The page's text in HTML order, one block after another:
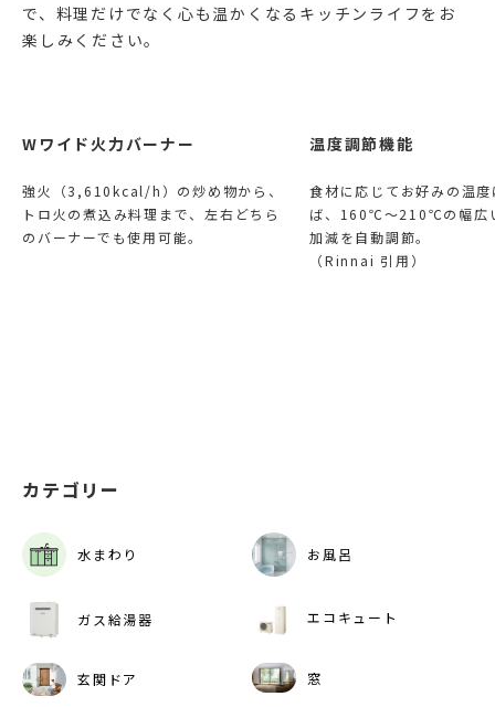
で、料理だけでなく心も温かくなるキッチンライフをお
楽しみください。
Wワイド火力バーナー
強火（3,610kcal/h）の炒め物から、
トロ火の煮込み料理まで、左右どちら
のバーナーでも使用可能。
温度調節機能
食材に応じてお好みの温
ば、160℃～210℃の幅広
加減を自動調節。
（Rinnai 引用）
カテゴリー
水まわり お風呂
ガス給湯器 エコキュート
玄関ドア 窓